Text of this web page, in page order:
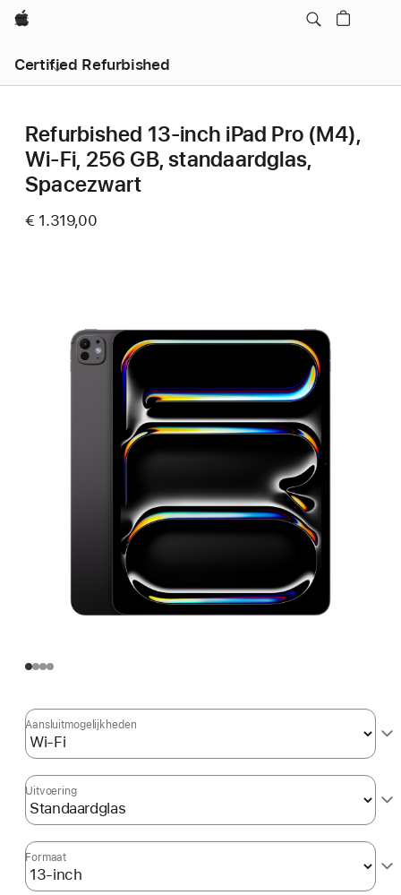
Apple
Certified Refurbished
Refurbished 13‑inch iPad Pro (M4),
Wi-Fi, 256 GB, standaardglas,
Spacezwart
€ 1.319,00
Aansluit­mogelijkheden
Uitvoering
Formaat